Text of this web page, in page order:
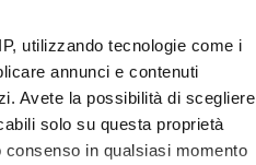
utilizzando tecnologie come i
annunci e contenuti
Avete la possibilità di scegliere
solo su questa proprietà
in qualsiasi momento